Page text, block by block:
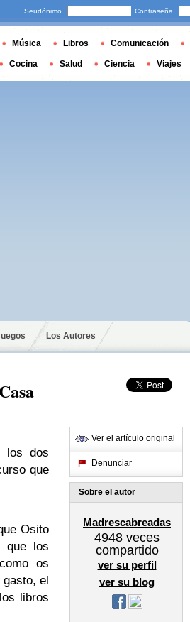
Los Autores
los dos
que
Osito
que los
os
el
libros
Ver el artículo original
Denunciar
Sobre el autor
Madrescabreadas
4948 veces
compartido
ver su perfil
ver su blog
Seudónimo Contraseña
Música Libros Comunicación
Cocina Salud Ciencia Viajes